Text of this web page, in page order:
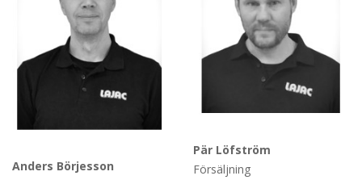
Anders Börjesson
Pär Löfström
Försäljning